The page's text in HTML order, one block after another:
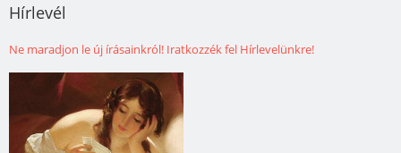
Hírlevél
Ne maradjon le új írásainkról! Iratkozzék fel Hírlevelünkre!